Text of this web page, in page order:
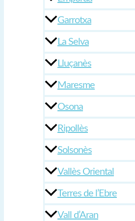
Garrotxa
La Selva
Lluçanès
Maresme
Osona
Ripollès
Solsonès
Vallès Oriental
Terres de l’Ebre
Vall d’Aran